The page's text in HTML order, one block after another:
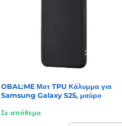
OBAL:ME Ματ TPU Κάλυμμα για
Samsung Galaxy S25, μαύρο
Σε απόθεμα